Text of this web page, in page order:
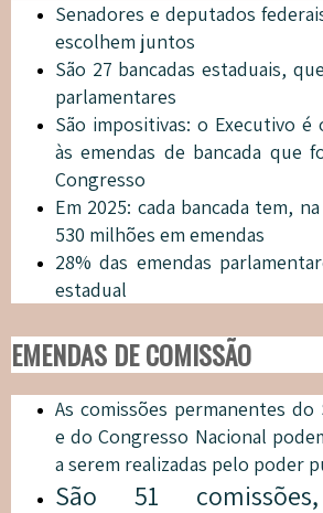
Senadores e deputados
escolhem juntos
São 27 bancadas estaduais,
parlamentares
São impositivas: o Executivo
às emendas de bancada que
Congresso
Em 2025: cada bancada tem,
530 milhões em emendas
28% das emendas
estadual
EMENDAS DE COMISSÃO
As comissões permanentes do
e do Congresso Nacional
a serem realizadas pelo poder
São 51